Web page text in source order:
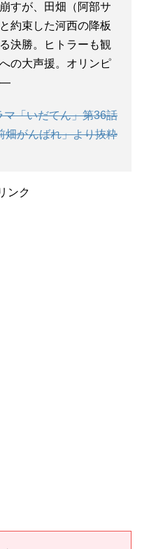
すが、田畑（阿部サ
約束した河西の降板
決勝。ヒトラーも観
の大声援。オリンピ
―
「いだてん」第36話
畑がんばれ」より抜粋
ンク